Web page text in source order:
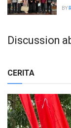
BY
Discussion
CERITA